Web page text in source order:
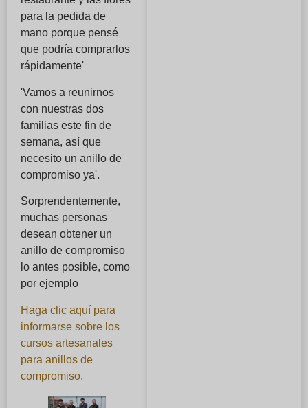
para la pedida de
mano porque pensé
que podría comprarlos
rápidamente'
'Vamos a reunirnos
con nuestras dos
familias este fin de
semana, así que
necesito un anillo de
compromiso ya'.
Sorprendentemente,
muchas personas
desean obtener un
anillo de compromiso
lo antes posible, como
por ejemplo
Haga clic aquí para
informarse sobre los
cursos artesanales
para anillos de
compromiso.